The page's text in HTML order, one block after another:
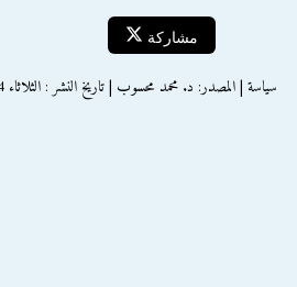
مشاركة
سياسة | المصدر: د. محمد محسوب | تاريخ النشر : الثلاثاء 04 فبراير 2014